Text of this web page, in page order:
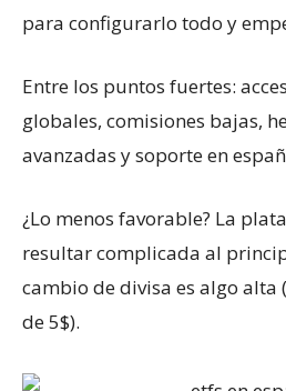
para configurarlo todo y
Entre los puntos fuertes:
globales, comisiones bajas,
avanzadas y soporte en
¿Lo menos favorable? La
resultar complicada al
cambio de divisa es algo alta
de 5$).